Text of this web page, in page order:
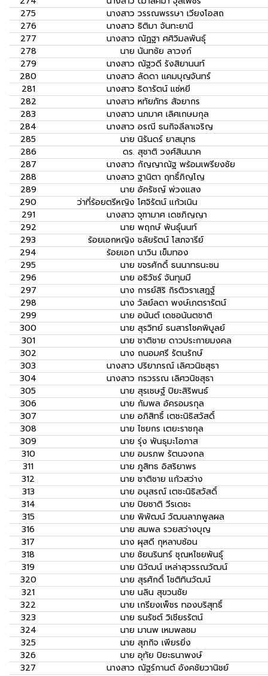
275
นางสาว วรรณพรรษา เวียงโอสถ
276
นางสาว ธิติมา จันทะยานี
277
นางสาว ณัฏฐา ศศิวิมลพันธุ์
278
นาย นันทชัย ลาวงก์
279
นางสาว ณัฐวดี รังสิยานนท์
280
นางสาว ลัดดา แคมบุญจันทร์
281
นางสาว ธิดารัตน์ แซ่หยี
282
นางสาว หทัยภัทร สัจยากร
283
นางสาว นภมาศ เลิศเกษมกุล
284
นางสาว อรณี ธนกิจลีลาเจริญ
285
นาย นิรันดร์ ยาสมุทธ
286
ดร. สุชาติ วงศ์สินนาค
287
นางสาว กัญญาณัฐ พร้อมเพรียงชัย
288
นางสาว ฐานิตา ฤทธิ์ภิญโญ
289
นาย อัครัชญ์ พ่วงแสง
290
ว่าที่ร้อยตรีหญิง โศจิรัตน์ แก้วเนิน
291
นางสาว จุฑามาศ เดชภิญญา
292
นาย พฤกษ์ พันธุ์นนท์
293
ร้อยเอกหญิง ชลัยรัตน์ โสภจารีย์
294
ร้อยเอก นาวิน เข็มทอง
295
นาย ขจรศักดิ์ ธนนาทธนะชน
296
นาย อธิวัชร์ จันทุมมี
297
นาง การย์สิริ กิรติวราเสฎฐ์
298
นาง วัลย์ลดา พงษ์เภตรารัตน์
299
นาย อนันต์ เดชอนันตชาติ
300
นาย สุรวิทย์ ธนสารโชคพิบูลย์
301
นาย ชาติชาย ดาวประกายมงคล
302
นาง ถนอมศรี รัตนรักษ์
303
นางสาว ปริยาภรณ์ เลิศวนิชสุธา
304
นางสาว กรวรรณ เลิศวนิชสุธา
305
นาย สุรเชษฐ์ ปิยะสิริพนธ์
306
นาย กัมพล อัครอมรกุล
307
นาย อภิสิทธิ์ เตชะนิธิสวัสดิ์
308
นาย ไชยกร เตยะราชกุล
309
นาย รุ่ง พันธุมะโอภาส
310
นาย อมรภพ รัตนจงกล
311
นาย ภูสิทธ อิสริยาพร
312
นาย ชาติชาย แก้วสว่าง
313
นาย อนุสรณ์ เตชะนิธิสวัสดิ์
314
นาย ปิยชาติ วีรเดชะ
315
นาย พิพัฒน์ วัฒนลาภพูลผล
316
นาย สมพล รวยสว่างบุญ
317
นาง ผุสดี กุหลาบซ้อน
318
นาย ชัยนรินทร์ ชุณหไชยพันธุ์
319
นาย นิวัฒน์ เหล่าสุวรรณวัฒน์
320
นาย สุรศักดิ์ โชติทินวัฒน์
321
นาย นลิน สุขวนชัย
322
นาย เกรียงเพ็ชร ทองบริสุทธิ์
323
นาย ธนรัชต์ วิเชียรรัตน์
324
นาย มานพ เหมพลชม
325
นาย สุภกิจ เพียรยิ่ง
326
นาย อุทัย ปิยะธนาพงษ์
327
นางสาว ณัฐร์กานต์ อังคชัยวานิชย์